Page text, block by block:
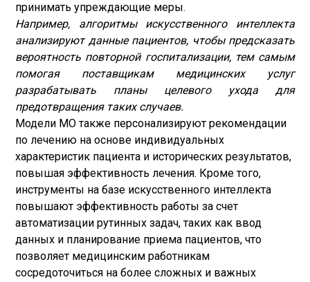
принимать упреждающие меры.
Например, алгоритмы искусственного интеллекта
анализируют данные пациентов, чтобы предсказать
вероятность повторной госпитализации, тем самым
помогая поставщикам медицинских услуг
разрабатывать планы целевого ухода для
предотвращения таких случаев.
Модели МО также персонализируют рекомендации
по лечению на основе индивидуальных
характеристик пациента и исторических результатов,
повышая эффективность лечения. Кроме того,
инструменты на базе искусственного интеллекта
повышают эффективность работы за счет
автоматизации рутинных задач, таких как ввод
данных и планирование приема пациентов, что
позволяет медицинским работникам
сосредоточиться на более сложных и важных